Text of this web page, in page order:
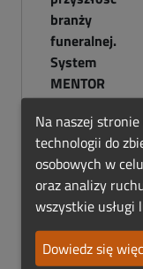
Na naszej
technologii do
osobowych w
oraz analizy
wszystkie usługi
Dowiedz się